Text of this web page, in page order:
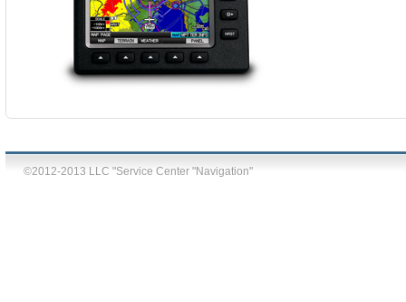
©2012-2013 LLC "Service Center "Navigation"